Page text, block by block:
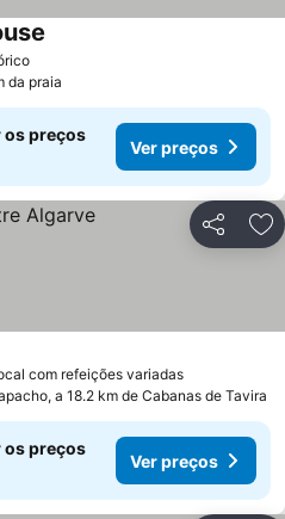
Ver preços
da praia
os preços
Ver preços
Partilhar
com refeições variadasVer preços
a 18.2 km de Cabanas de Tavira
os preços
Ver preços